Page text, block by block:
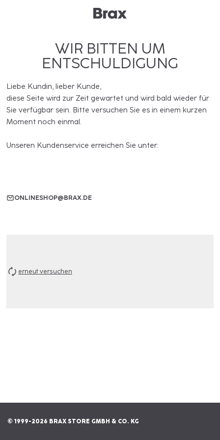
WIR BITTEN UM
ENTSCHULDIGUNG
Liebe Kundin, lieber Kunde,
diese Seite wird zur Zeit gewartet und wird bald wieder für
Sie verfügbar sein. Bitte versuchen Sie es in einem kurzen
Moment noch einmal.
Unseren Kundenservice erreichen Sie unter:
ONLINESHOP@BRAX.DE
erneut versuchen
© 1999-2026 BRAX STORE GMBH & CO. KG